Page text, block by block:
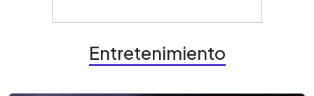
Entretenimiento